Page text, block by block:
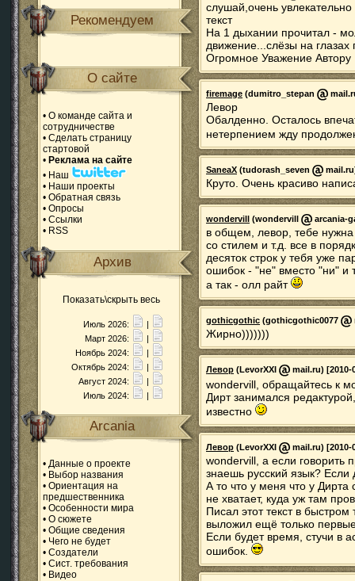
Рекомендуем
О сайте
• О команде сайта и
сотрудничестве
• Сделать страницу
стартовой
• Реклама на сайте
• Наш
• Наши проекты
• Обратная связь
• Опросы
• Ссылки
• RSS
Архив
Показать\скрыть весь
Июль 2026:
|
Март 2026:
|
Ноябрь 2024:
|
Октябрь 2024:
|
Август 2024:
|
Июль 2024:
|
Arcania
• Данные о проекте
• Выбор названия
• Ориентация на
предшественника
• Особенности мира
• О сюжете
• Общие сведения
• Чего не будет
• Создатели
• Сист. требования
• Видео
слушай,очень
текст
На 1 дыхании прочитал -
движение...слёзы на
Огромное Уважение Автору
firemage (dumitro_stepan
Левор
Обалденно. Осталось
нетерпением жду
SaneaX (tudorash_seven
Круто. Очень красиво
wondervill (wondervill arcania-
в общем, левор, тебе нужна
со стилем и т.д. все в
десяток строк у тебя уже
ошибок - "не" вместо "ни" и
а так - олл райт
gothicgothic (gothicgothic0077
Жирно)))))))
Левор (LevorXXI mail.ru) [2010-
wondervill, обращайтесь к
Дирт занимался
известно
Левор (LevorXXI mail.ru) [2010-
wondervill, а если говорить
знаешь русский язык?
А то что у меня что у Дирта
не хватает, куда уж там
Писал этот текст в
выложил ещё только
Если будет время, стучи в
ошибок.